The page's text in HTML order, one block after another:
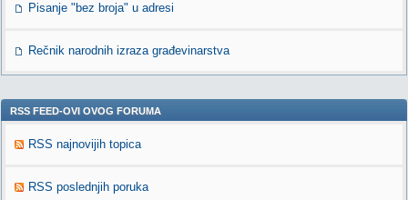
Pisanje "bez broja" u adresi
Rečnik narodnih izraza građevinarstva
RSS FEED-OVI OVOG FORUMA
RSS najnovijih topica
RSS poslednjih poruka